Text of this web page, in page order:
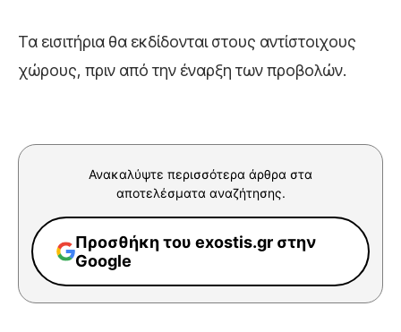
Τα εισιτήρια θα εκδίδονται στους αντίστοιχους
χώρους, πριν από την έναρξη των προβολών.
Ανακαλύψτε περισσότερα άρθρα στα
αποτελέσματα αναζήτησης.
Προσθήκη του exostis.gr στην
Google